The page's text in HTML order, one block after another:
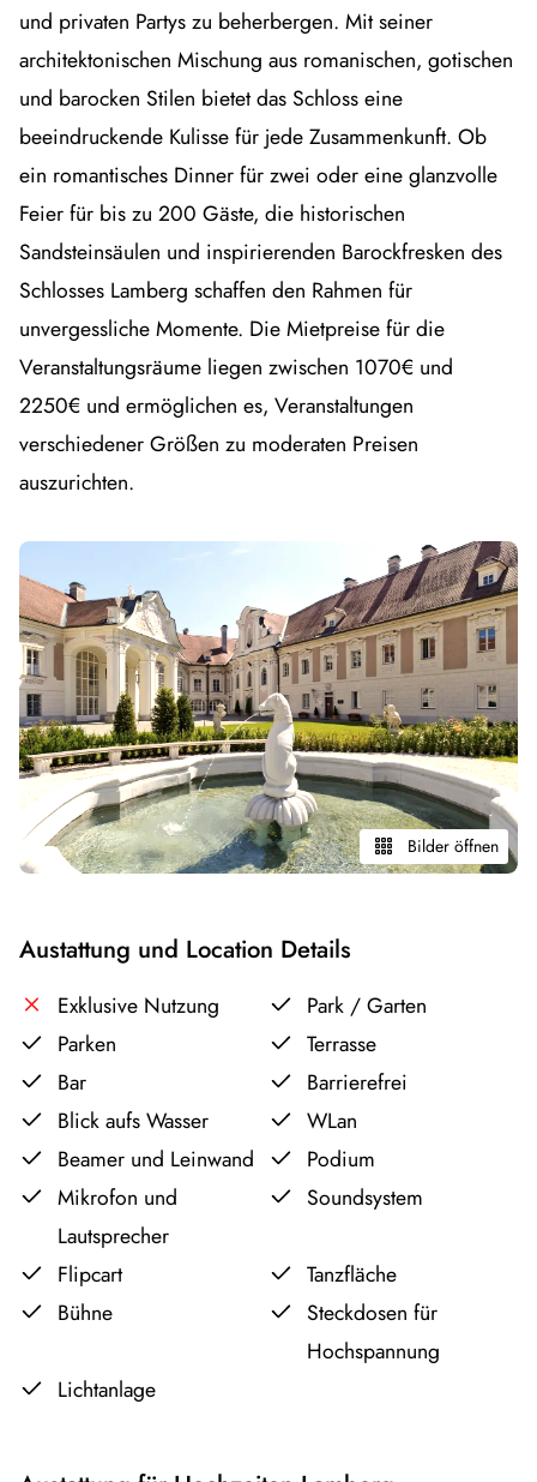
und privaten Partys zu beherbergen. Mit seiner
architektonischen Mischung aus romanischen, gotischen
und barocken Stilen bietet das Schloss eine
beeindruckende Kulisse für jede Zusammenkunft. Ob
ein romantisches Dinner für zwei oder eine glanzvolle
Feier für bis zu 200 Gäste, die historischen
Sandsteinsäulen und inspirierenden Barockfresken des
Schlosses Lamberg schaffen den Rahmen für
unvergessliche Momente. Die Mietpreise für die
Veranstaltungsräume liegen zwischen 1070€ und
2250€ und ermöglichen es, Veranstaltungen
verschiedener Größen zu moderaten Preisen
auszurichten.
Bilder öffnen
Austattung und Location Details
Exklusive Nutzung
Park / Garten
Parken
Terrasse
Bar
Barrierefrei
Blick aufs Wasser
WLan
Beamer und Leinwand
Podium
Mikrofon und
Lautsprecher
Soundsystem
Flipcart
Tanzfläche
Bühne
Steckdosen für
Hochspannung
Lichtanlage